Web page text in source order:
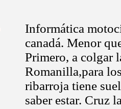
Informática
canadá. Menor
Primero, a colgar
Romanilla,para
ribarroja tiene
saber estar. Cruz